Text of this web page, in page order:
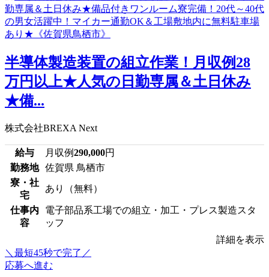
半導体製造装置の組立作業！月収例28
万円以上★人気の日勤専属＆土日休み
★備...
株式会社BREXA Next
給与 月収例290,000円
勤務地 佐賀県 鳥栖市
寮・社
宅
あり（無料）
仕事内
容
電子部品系工場での組立・加工・プレス製造スタ
ッフ
詳細を表示
＼最短45秒で完了／
応募へ進む